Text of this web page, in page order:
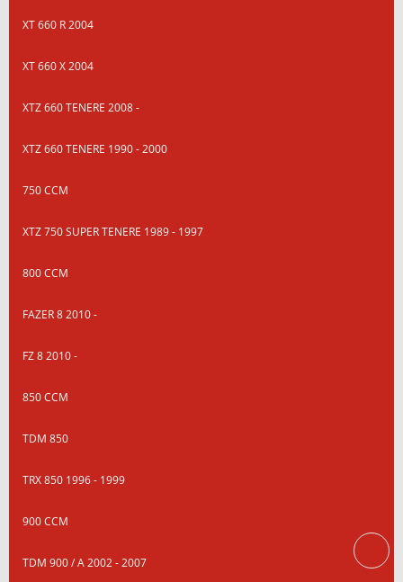
XT 660 R 2004
XT 660 X 2004
XTZ 660 TENERE 2008 -
XTZ 660 TENERE 1990 - 2000
750 CCM
XTZ 750 SUPER TENERE 1989 - 1997
800 CCM
FAZER 8 2010 -
FZ 8 2010 -
850 CCM
TDM 850
TRX 850 1996 - 1999
900 CCM
TDM 900 / A 2002 - 2007